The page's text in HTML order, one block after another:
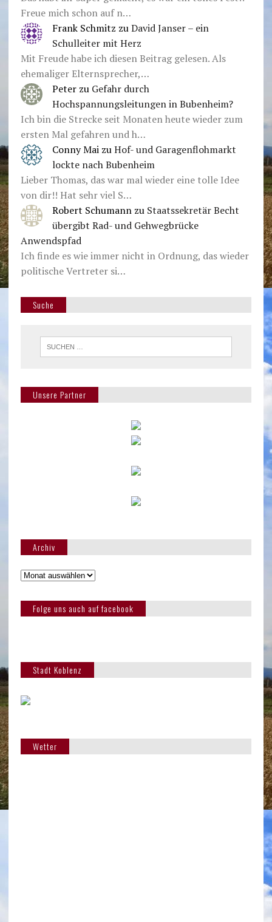
Freue mich schon auf n…
Frank Schmitz zu David Janser – ein
Schulleiter mit Herz
Mit Freude habe ich diesen Beitrag gelesen. Als
ehemaliger Elternsprecher,…
Peter zu Gefahr durch
Hochspannungsleitungen in Bubenheim?
Ich bin die Strecke seit Monaten heute wieder zum
ersten Mal gefahren und h…
Conny Mai zu Hof- und Garagenflohmarkt
lockte nach Bubenheim
Lieber Thomas, das war mal wieder eine tolle Idee
von dir!! Hat sehr viel S…
Robert Schumann zu Staatssekretär Becht
übergibt Rad- und Gehwegbrücke
Anwendspfad
Ich finde es wie immer nicht in Ordnung, das wieder
politische Vertreter si…
Suche
Unsere Partner
Archiv
Folge uns auch auf facebook
Stadt Koblenz
Wetter